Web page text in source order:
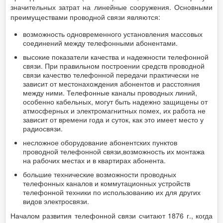
значительных затрат на линейные сооружения. Основными
преимуществами проводной связи являются:
возможность одновременного установления массовых
соединений между телефонными абонентами.
высокие показатели качества и надежности телефонной
связи. При правильном построении средств проводной
связи качество телефонной передачи практически не
зависит от местонахождения абонентов и расстояния
между ними. Телефонные каналы проводных линий,
особенно кабельных, могут быть надежно защищены от
атмосферных и электромагнитных помех, их работа не
зависит от времени года и суток, как это имеет место у
радиосвязи.
несложное оборудование абонентских пунктов
проводной телефонной связи,возможность их монтажа
на рабочих местах и в квартирах абонента.
большие технические возможности проводных
телефонных каналов и коммутационных устройств
телефонной техники по использованию их для других
видов электросвязи.
Началом развития телефонной связи считают 1876 г., когда